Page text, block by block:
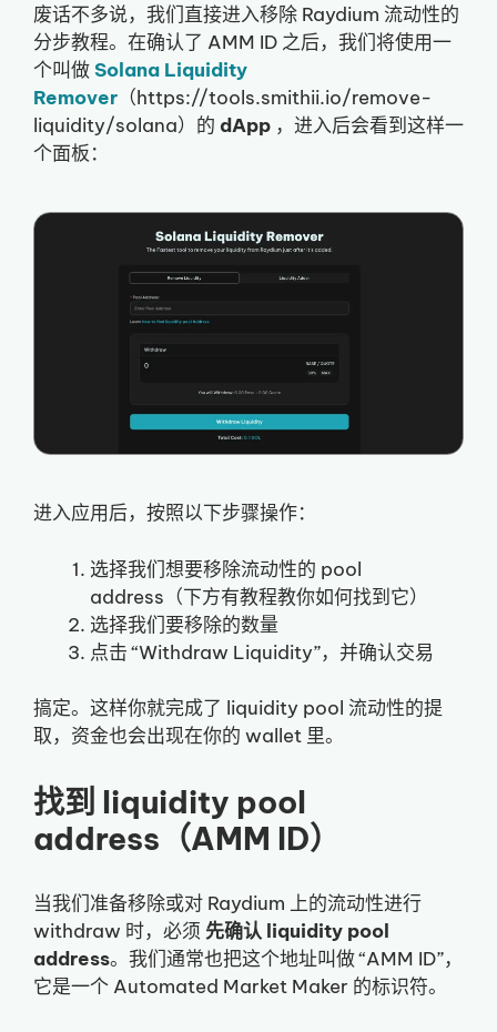
废话不多说，我们直接进入移除 Raydium 流动性的
分步教程。在确认了 AMM ID 之后，我们将使用一
个叫做Solana Liquidity
Remover （https://tools.smithii.io/remove-
liquidity/solana）的 dApp ，进入后会看到这样一
个面板：
进入应用后，按照以下步骤操作：
选择我们想要移除流动性的 pool
address（下方有教程教你如何找到它）
选择我们要移除的数量
点击 “Withdraw Liquidity”，并确认交易
搞定。这样你就完成了 liquidity pool 流动性的提
取，资金也会出现在你的 wallet 里。
找到 liquidity pool
address（AMM ID）
当我们准备移除或对 Raydium 上的流动性进行
withdraw 时，必须先确认 liquidity pool
address。我们通常也把这个地址叫做 “AMM ID”，
它是一个 Automated Market Maker 的标识符。